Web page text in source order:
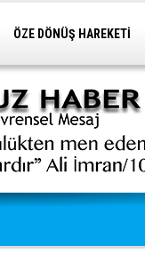
ÖZE DÖNÜŞ HAREKETİ